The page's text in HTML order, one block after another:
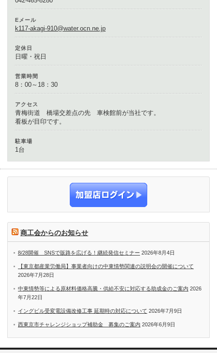
Eメール
k117-akagi-910@water.ocn.ne.jp
定休日
日曜・祝日
営業時間
8：00～18：30
アクセス
青梅街道 橋場交差点の先 車検館前が当社です。
看板が目印です。
駐車場
1台
商工会からのお知らせ
8/28開催 SNSで販路を広げる！継続発信セミナー 2026年8月4日
【東京都産業労働局】事業者向けの中東情勢関連の説明会の開催について
2026年7月28日
中東情勢等による原材料価格高騰・供給不安に対応する助成金のご案内 2026
年7月22日
イングビル受変電設備改修工事 延期時の対応について 2026年7月9日
西東京市チャレンジショップ補助金 募集のご案内 2026年6月9日